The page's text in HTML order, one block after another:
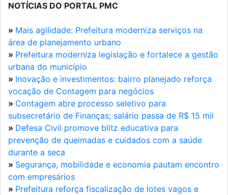
NOTÍCIAS DO PORTAL PMC
» Mais agilidade: Prefeitura moderniza serviços na
área de planejamento urbano
» Prefeitura moderniza legislação e fortalece a gestão
urbana do município
» Inovação e investimentos: bairro planejado reforça
vocação de Contagem para negócios
» Contagem abre processo seletivo para
subsecretário de Finanças; salário passa de R$ 15 mil
» Defesa Civil promove blitz educativa para
prevenção de queimadas e cuidados com a saúde
durante a seca
» Segurança, mobilidade e economia pautam encontro
com empresários
» Prefeitura reforça fiscalização de lotes vagos e